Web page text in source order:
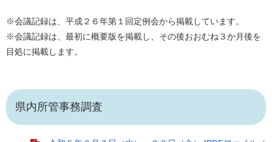
※会議記録は、平成２６年第１回定例会から掲載しています。
※会議記録は、最初に概要版を掲載し、その後おおむね３か月後を
目処に掲載します。
県内所管事務調査